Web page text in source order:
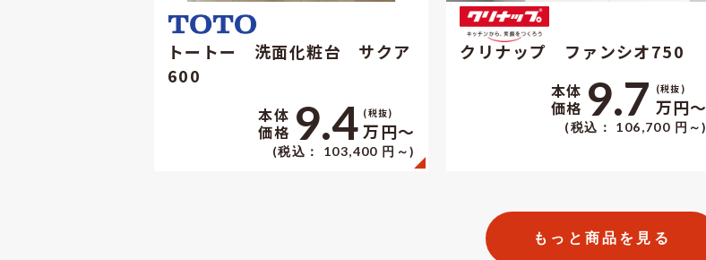
トートー 洗面化粧台 サクア
600
本体
価格 9.4 (税抜)
万円〜
(税込： 103,400 円～)
クリナップ ファンシオ750
本体
価格 9.7 (税抜)
万円〜
(税込： 106,700 円～)
もっと商品を見る